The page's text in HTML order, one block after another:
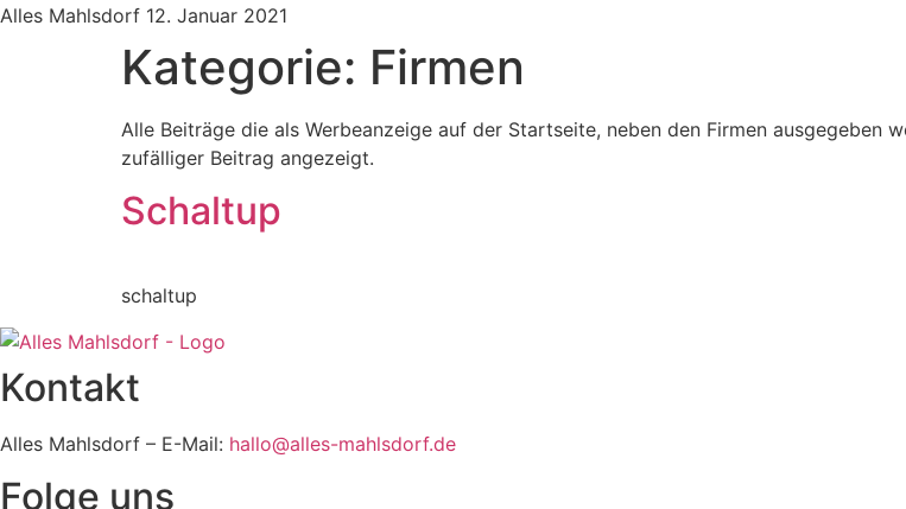
Alles Mahlsdorf 12. Januar 2021
Kategorie: Firmen
Alle Beiträge die als Werbeanzeige auf der Startseite, neben den Firmen ausgegeben
zufälliger Beitrag angezeigt.
Schaltup
schaltup
Kontakt
Alles Mahlsdorf – E-Mail: hallo@alles-mahlsdorf.de
Folge uns